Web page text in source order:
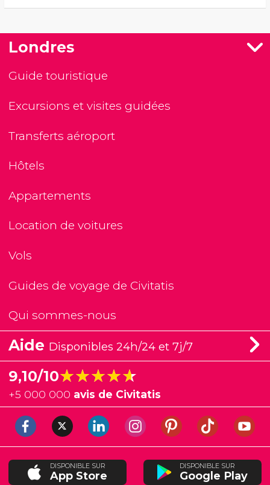
Londres
Guide touristique
Excursions et visites guidées
Transferts aéroport
Hôtels
Appartements
Location de voitures
Vols
Guides de voyage de Civitatis
Qui sommes-nous
Aide Disponibles 24h/24 et 7j/7
9,10/10★★★★★
★★★★★
+5 000 000 avis de Civitatis
DISPONIBLE SUR
App Store
DISPONIBLE SUR
Google Play